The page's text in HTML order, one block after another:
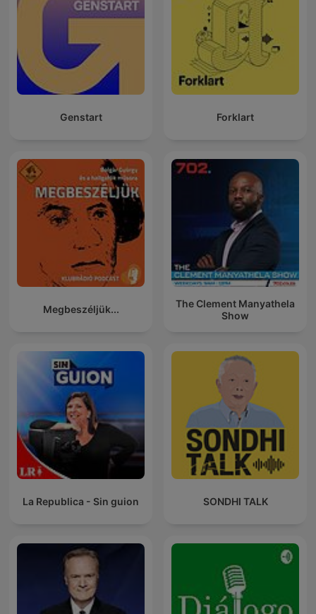
Genstart Forklart
Megbeszéljük...
The Clement Manyathela
Show
La Republica - Sin guion SONDHI TALK